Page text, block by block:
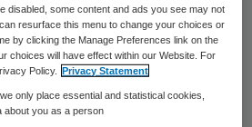
mij de vraag op van de
erg is het nou?
van de vrouw om de
de kans dat ik ebola krijg?
disabled, some content and ads you see may not
resurface this menu to change your choices or
by clicking the Manage Preferences link on the
choices will have effect within our Website. For
Policy.
Privacy Statement
only place essential and statistical cookies,
about you as a person